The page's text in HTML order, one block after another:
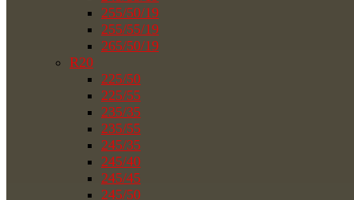
255/50/19
255/55/19
265/50/19
R20
225/50
225/55
235/35
235/55
245/35
245/40
245/45
245/50